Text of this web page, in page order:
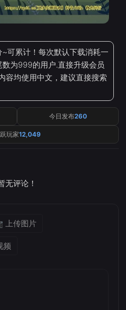
可累计！每次默认下载消耗一
为999的用户.直接升级会员
容均使用中文，建议直接搜索
今日发布260
玩家12,049
无评论！
上传图片
频